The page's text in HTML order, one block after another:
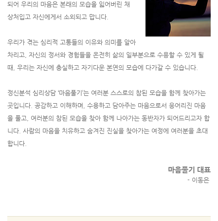
되어 우리의 마음은 본래의 모습을 잃어버린 채
상처입고 자신에게서 소외되고 맙니다.
우리가 겪는 심리적 고통들의 이유와 의미를 알아
차리고, 자신의 정서와 경험들을 온전히 삶의 일부분으로 수용할 수 있게 될
때, 우리는 자신에 충실하고 자기다운 본연의 모습에 다가갈 수 있습니다.
정신분석 심리상담 ‘마음풀기’는 여러분 스스로의 참된 모습을 함께 찾아가는
곳입니다. 공감하고 이해하며, 수용하고 담아주는 마음으로서 응어리진 마음
을 풀고, 여러분의 참된 모습을 찾아 함께 나아가는 동반자가 되어드리고자 합
니다. 사람의 마음을 치유하고 숨겨진 진실을 찾아가는 여정에 여러분을 초대
합니다.
마음풀기 대표
- 이동은